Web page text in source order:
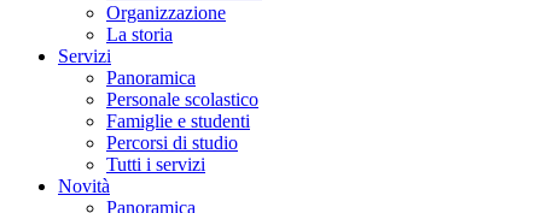
Organizzazione
La storia
Servizi
Panoramica
Personale scolastico
Famiglie e studenti
Percorsi di studio
Tutti i servizi
Novità
Panoramica